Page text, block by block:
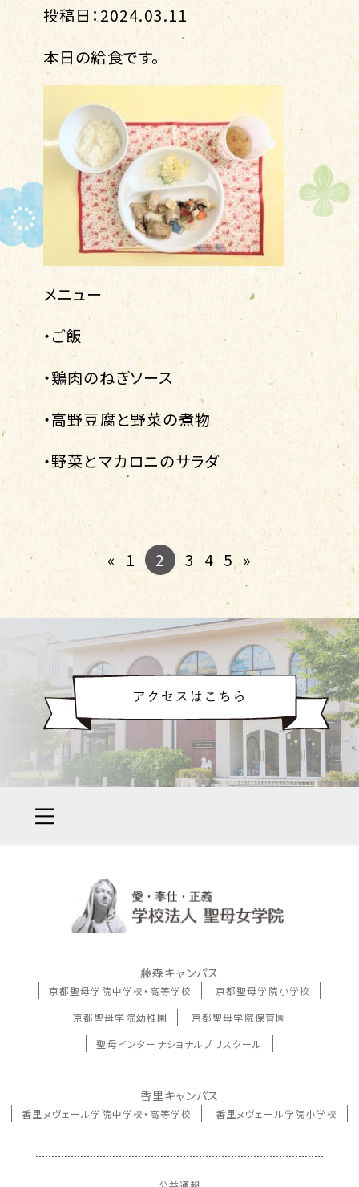
投稿日：2024.03.11
本日の給食です。
メニュー
・ご飯
・鶏肉のねぎソース
・高野豆腐と野菜の煮物
・野菜とマカロニのサラダ
« 1 2 3 4 5 »
藤森キャンパス
京都聖母学院中学校・高等学校
京都聖母学院小学校
京都聖母学院幼稚園
京都聖母学院保育園
聖母インターナショナルプリスクール
香里キャンパス
香里ヌヴェール学院中学校・高等学校 香里ヌヴェール学院小学校